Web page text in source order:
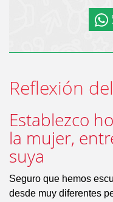
Reflexión
Establezco
la mujer,
suya
Seguro que hemos
desde muy diferentes